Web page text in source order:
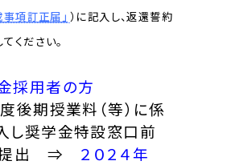
項訂正届」 ）に記入し、返還誓約
ください。
採用者の方
後期授業料（等）に係
し奨学金特設窓口前
提出 ⇒ ２０２４年